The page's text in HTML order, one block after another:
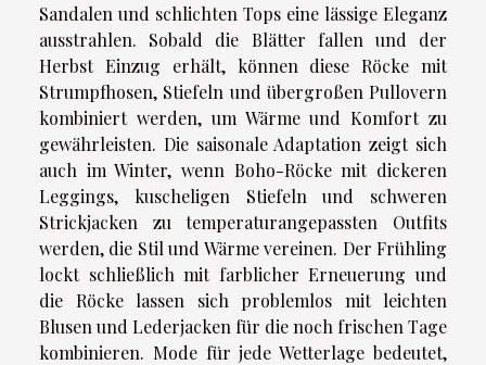
Sandalen und schlichten Tops eine lässige Eleganz
ausstrahlen. Sobald die Blätter fallen und der
Herbst Einzug erhält, können diese Röcke mit
Strumpfhosen, Stiefeln und übergroßen Pullovern
kombiniert werden, um Wärme und Komfort zu
gewährleisten. Die saisonale Adaptation zeigt sich
auch im Winter, wenn Boho-Röcke mit dickeren
Leggings, kuscheligen Stiefeln und schweren
Strickjacken zu temperaturangepassten Outfits
werden, die Stil und Wärme vereinen. Der Frühling
lockt schließlich mit farblicher Erneuerung und
die Röcke lassen sich problemlos mit leichten
Blusen und Lederjacken für die noch frischen Tage
kombinieren. Mode für jede Wetterlage bedeutet,